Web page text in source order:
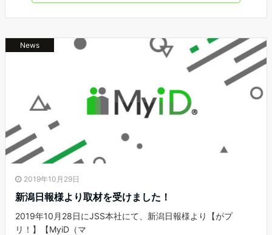
News
2019年10月29日
新潟日報様より取材を受けました！
2019年10月28日にJSS本社にて、新潟日報様より【がプ
リ！】【MyiD（マ